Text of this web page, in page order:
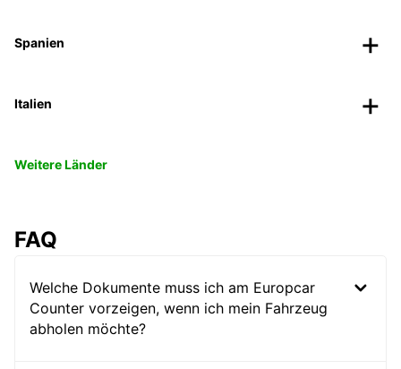
Spanien
Italien
Weitere Länder
FAQ
Welche Dokumente muss ich am Europcar
Counter vorzeigen, wenn ich mein Fahrzeug
abholen möchte?